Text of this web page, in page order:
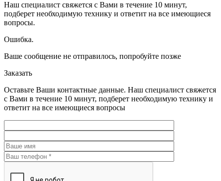
Наш специалист свяжется с Вами в течение 10 минут,
подберет необходимую технику и ответит на все имеющиеся
вопросы.
Ошибка.
Ваше сообщение не отправилось, попробуйте позже
Заказать
Оставьте Ваши контактные данные. Наш специалист свяжется
с Вами в течение 10 минут, подберет необходимую технику и
ответит на все имеющиеся вопросы